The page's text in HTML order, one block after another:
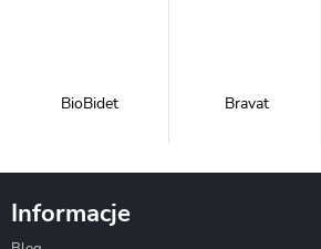
BioBidet Bravat
Informacje